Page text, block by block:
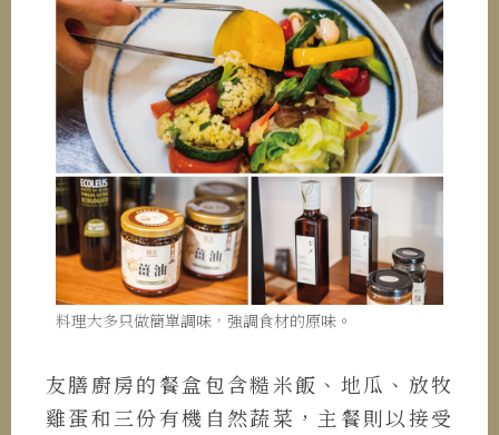
料理大多只做簡單調味，強調食材的原味。
友膳廚房的餐盒包含糙米飯、地瓜、放牧
雞蛋和三份有機自然蔬菜，主餐則以接受